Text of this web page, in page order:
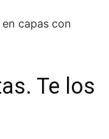
capas con
Te los